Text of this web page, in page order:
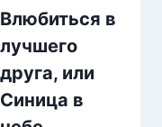
Влюбиться в
лучшего
друга, или
Синица в